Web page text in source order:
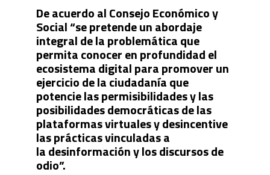
De acuerdo al Consejo Económico y
Social “se pretende un abordaje
integral de la problemática que
permita conocer en profundidad el
ecosistema digital para promover un
ejercicio de la ciudadanía que
potencie las permisibilidades y las
posibilidades democráticas de las
plataformas virtuales y desincentive
las prácticas vinculadas a
la desinformación y los discursos de
odio”.